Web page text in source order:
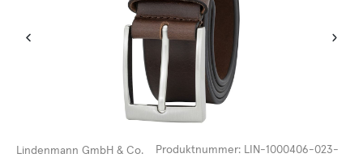
Lindenmann GmbH & Co.
Produktnummer: LIN-1000406-023-